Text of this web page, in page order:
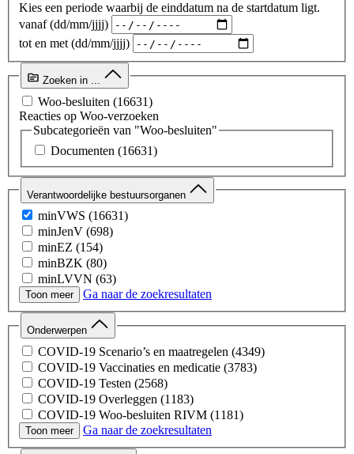
Kies een periode waarbij de einddatum na de startdatum ligt.
vanaf (dd/mm/jjjj)
tot en met (dd/mm/jjjj)
Zoeken in ...
Woo-besluiten (16631)
Reacties op Woo-verzoeken
Subcategorieën van "Woo-besluiten"
Documenten (16631)
Verantwoordelijke bestuursorganen
minVWS (16631)
minJenV (698)
minEZ (154)
minBZK (80)
minLVVN (63)
minIenW (59)
minFin (47)
minOCW (36)
minSZW (22)
CAK (19)
minBZ (12)
minAZ (3)
CCMO (2)
Toon meer Ga naar de zoekresultaten
Onderwerpen
COVID-19 Scenario’s en maatregelen (4349)
COVID-19 Vaccinaties en medicatie (3783)
COVID-19 Testen (2568)
COVID-19 Overleggen (1183)
COVID-19 Woo-besluiten RIVM (1181)
COVID-19 Digitale Middelen (1067)
COVID-19 Medische Hulpmiddelen (510)
Toon meer Ga naar de zoekresultaten